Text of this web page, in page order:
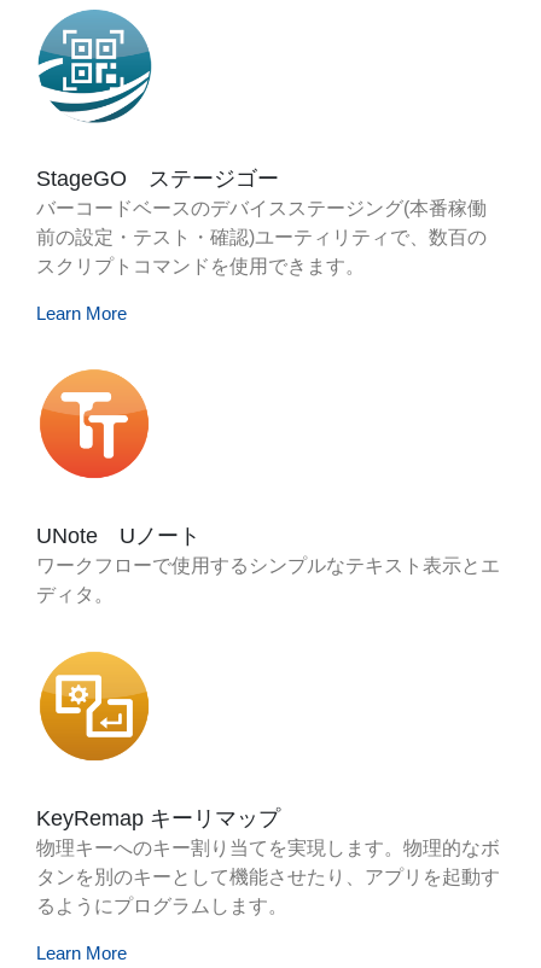
StageGO ステージゴー
バーコードベースのデバイスステージング(本番稼働
前の設定・テスト・確認)ユーティリティで、数百の
スクリプトコマンドを使用できます。
Learn More
UNote Uノート
ワークフローで使用するシンプルなテキスト表示とエ
ディタ。
KeyRemap キーリマップ
物理キーへのキー割り当てを実現します。物理的なボ
タンを別のキーとして機能させたり、アプリを起動す
るようにプログラムします。
Learn More